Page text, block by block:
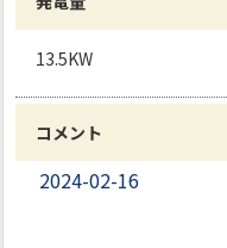
13.5KW
コメント
2024-02-16